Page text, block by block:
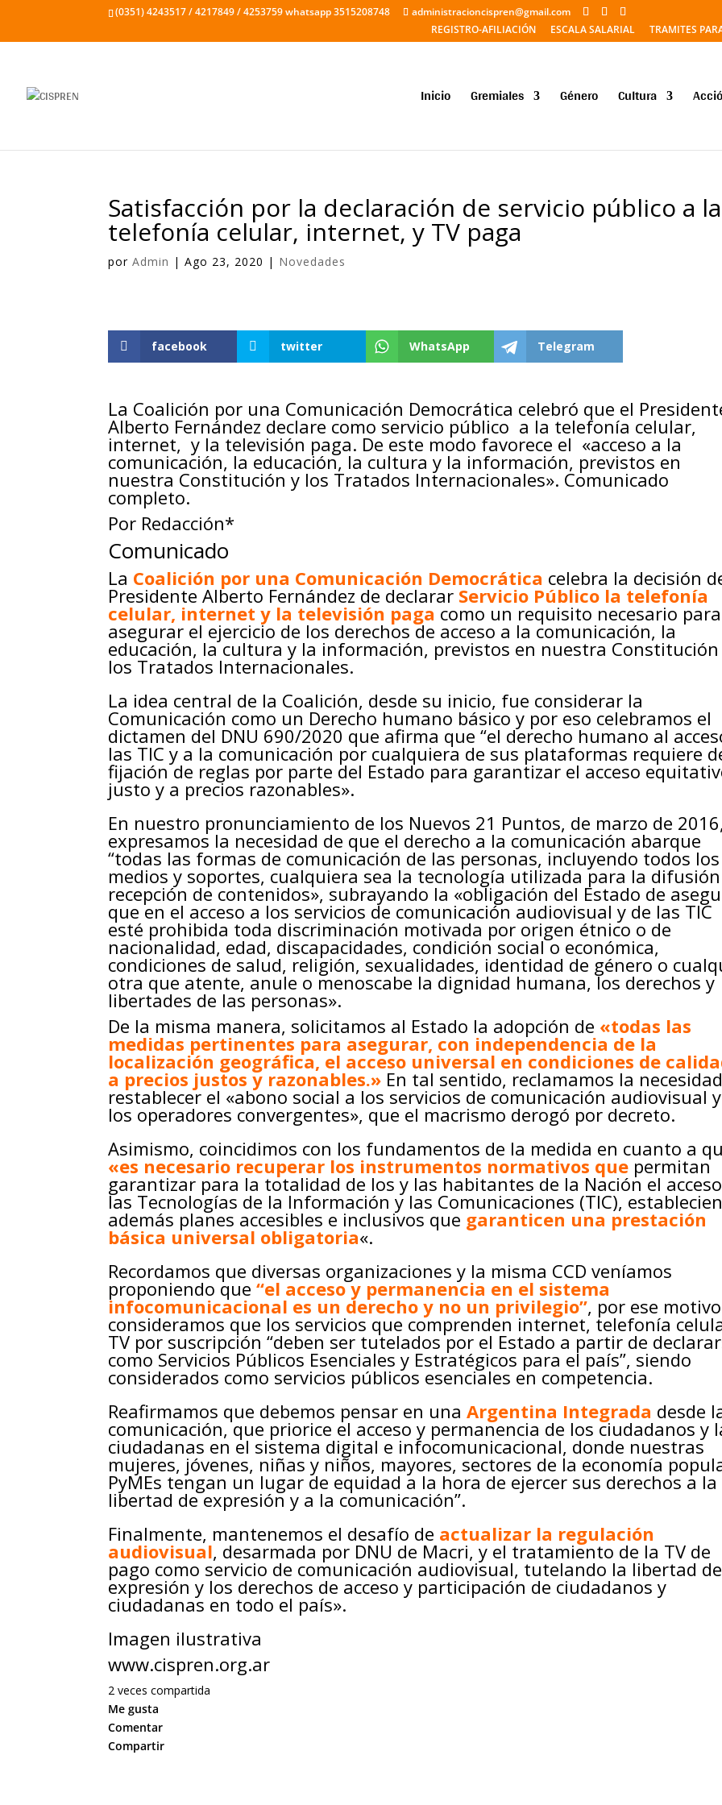
(0351) 4243517 / 4217849 / 4253759 whatsapp 3515208748
administracioncispren@gmail.com
REGISTRO-AFILIACIÓN
ESCALA SALARIAL TRAMITES
Inicio Gremiales Género Cultura
Satisfacción por la declaración de servicio público a la
telefonía celular, internet, y TV paga
porAdmin |Ago 23, 2020 | Novedades
facebook twitter WhatsApp Telegram
La Coalición por una Comunicación Democrática celebró que el
Alberto Fernández declare como servicio público a la telefonía celular,
internet, y la televisión paga. De este modo favorece el «acceso a la
comunicación, la educación, la cultura y la información, previstos en
nuestra Constitución y los Tratados Internacionales». Comunicado
completo.
Por Redacción*
Comunicado
La Coalición por una Comunicación Democrática celebra la decisión
Presidente Alberto Fernández de declarar Servicio Público la telefonía
celular, internet y la televisión paga como un requisito necesario para
asegurar el ejercicio de los derechos de acceso a la comunicación, la
educación, la cultura y la información, previstos en nuestra Constitución
los Tratados Internacionales.
La idea central de la Coalición, desde su inicio, fue considerar la
Comunicación como un Derecho humano básico y por eso celebramos el
dictamen del DNU 690/2020 que afirma que “el derecho humano al
las TIC y a la comunicación por cualquiera de sus plataformas requiere
fijación de reglas por parte del Estado para garantizar el acceso
justo y a precios razonables».
En nuestro pronunciamiento de los Nuevos 21 Puntos, de marzo de 2016,
expresamos la necesidad de que el derecho a la comunicación abarque
“todas las formas de comunicación de las personas, incluyendo todos los
medios y soportes, cualquiera sea la tecnología utilizada para la
recepción de contenidos», subrayando la «obligación del Estado de
que en el acceso a los servicios de comunicación audiovisual y de las TIC
esté prohibida toda discriminación motivada por origen étnico o de
nacionalidad, edad, discapacidades, condición social o económica,
condiciones de salud, religión, sexualidades, identidad de género o
otra que atente, anule o menoscabe la dignidad humana, los derechos y
libertades de las personas».
De la misma manera, solicitamos al Estado la adopción de «todas las
medidas pertinentes para asegurar, con independencia de la
localización geográfica, el acceso universal en condiciones de
a precios justos y razonables.» En tal sentido, reclamamos la
restablecer el «abono social a los servicios de comunicación audiovisual
los operadores convergentes», que el macrismo derogó por decreto.
Asimismo, coincidimos con los fundamentos de la medida en cuanto a
«es necesario recuperar los instrumentos normativos que permitan
garantizar para la totalidad de los y las habitantes de la Nación el
las Tecnologías de la Información y las Comunicaciones (TIC),
además planes accesibles e inclusivos que garanticen una prestación
básica universal obligatoria«.
Recordamos que diversas organizaciones y la misma CCD veníamos
proponiendo que“el acceso y permanencia en el sistema
infocomunicacional es un derecho y no un privilegio”, por ese motivo
consideramos que los servicios que comprenden internet, telefonía
TV por suscripción “deben ser tutelados por el Estado a partir de
como Servicios Públicos Esenciales y Estratégicos para el país”, siendo
considerados como servicios públicos esenciales en competencia.
Reafirmamos que debemos pensar en unaArgentina Integrada desde
comunicación, que priorice el acceso y permanencia de los ciudadanos y
ciudadanas en el sistema digital e infocomunicacional, donde nuestras
mujeres, jóvenes, niñas y niños, mayores, sectores de la economía
PyMEs tengan un lugar de equidad a la hora de ejercer sus derechos a la
libertad de expresión y a la comunicación”.
Finalmente, mantenemos el desafío de actualizar la regulación
audiovisual, desarmada por DNU de Macri, y el tratamiento de la TV de
pago como servicio de comunicación audiovisual, tutelando la libertad de
expresión y los derechos de acceso y participación de ciudadanos y
ciudadanas en todo el país».
Imagen ilustrativa
www.cispren.org.ar
2 veces compartida
Me gusta
Comentar
Compartir